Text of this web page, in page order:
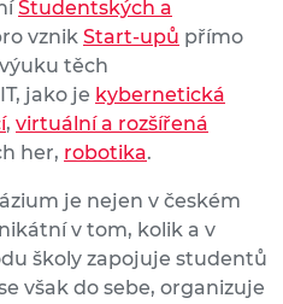
Studentských a
vznik Start-upů přímo
těch
jako je kybernetická
, virtuální a rozšířená
her, robotika.
je nejen v českém
v tom, kolik a v
školy zapojuje studentů
však do sebe, organizuje